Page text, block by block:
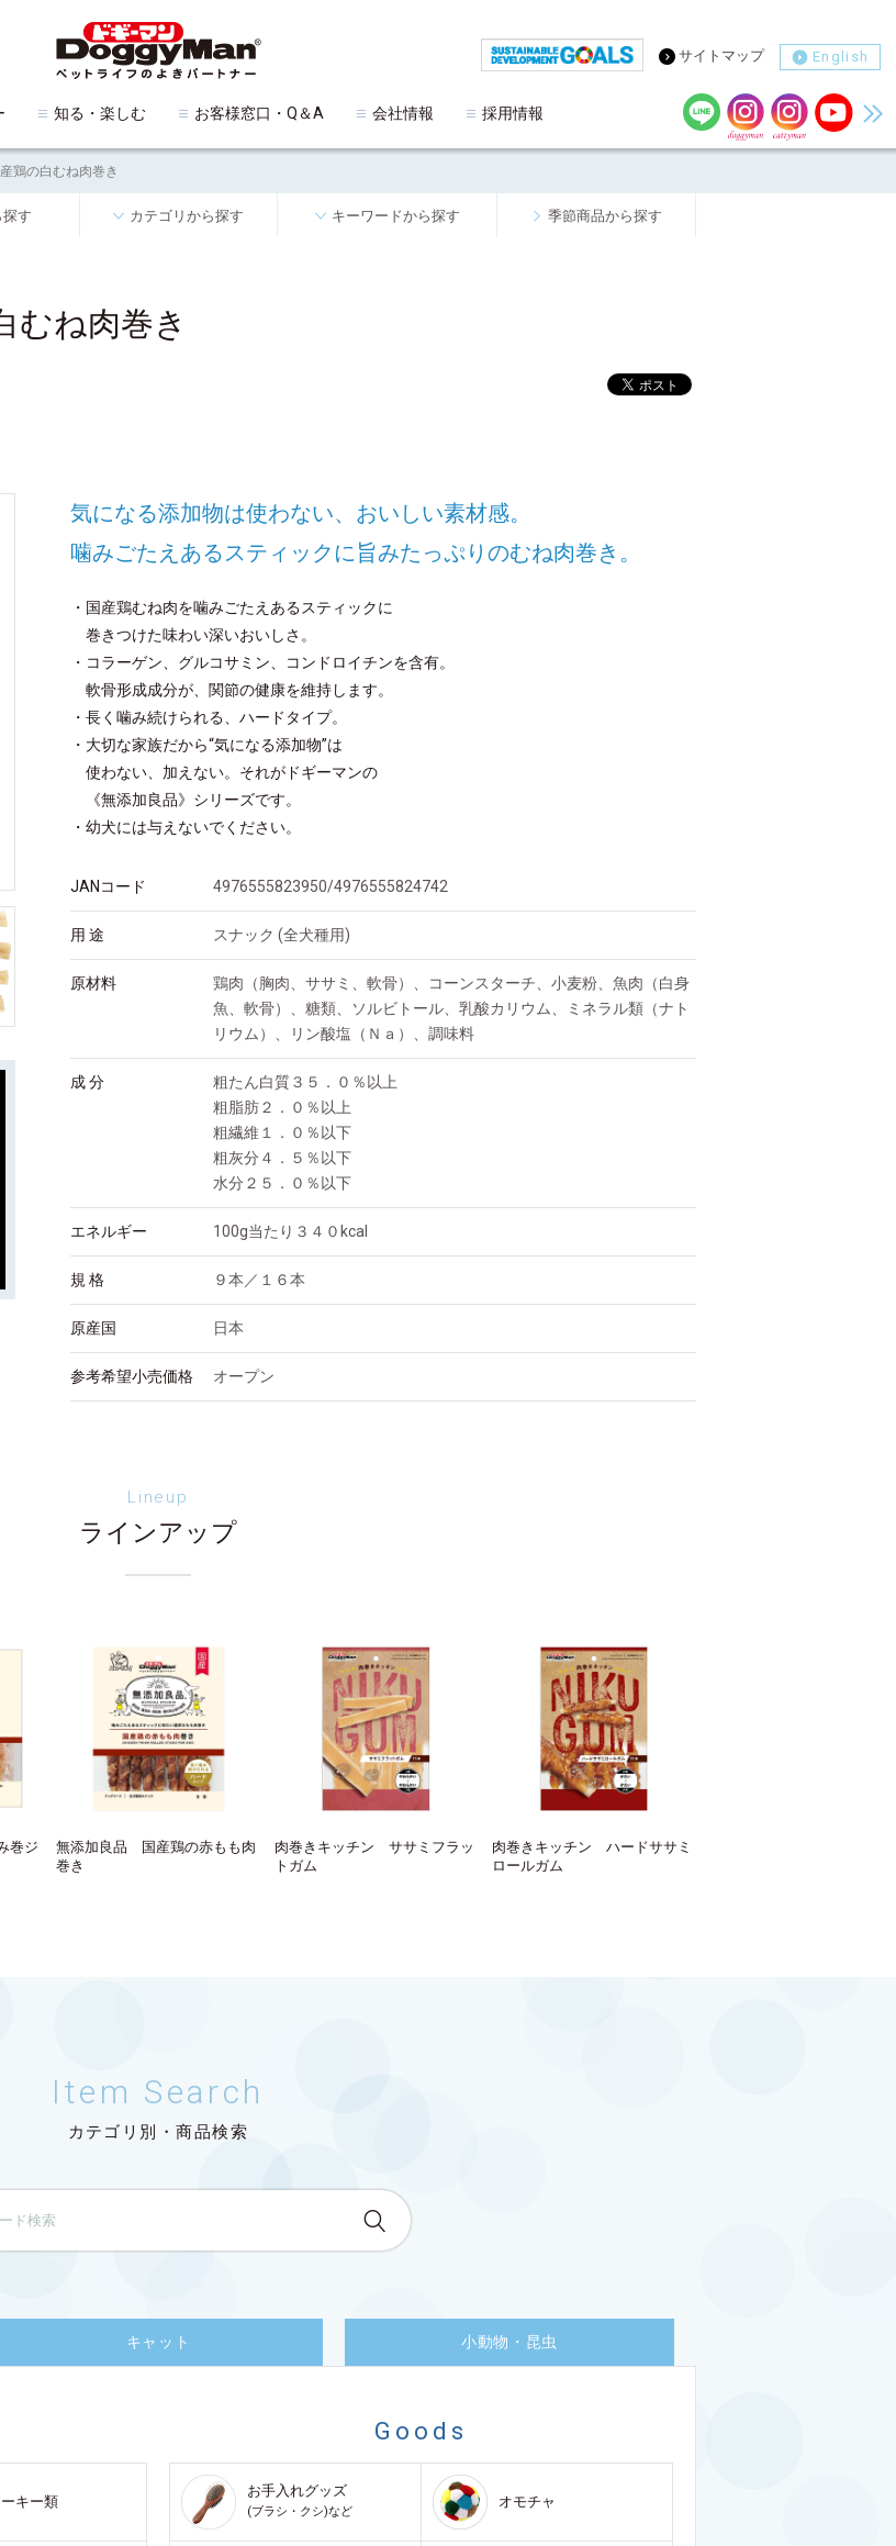
知る・楽しむ お客様窓口・Q＆A 会社情報 採用情報
サイトマップ English
鶏の白むね肉巻き
す カテゴリから探す キーワードから探す 季節商品から探す
ね肉巻き
気になる添加物は使わない、おいしい素材感。
噛みごたえあるスティックに旨みたっぷりのむね肉巻き。
・国産鶏むね肉を噛みごたえあるスティックに
巻きつけた味わい深いおいしさ。
・コラーゲン、グルコサミン、コンドロイチンを含有。
軟骨形成成分が、関節の健康を維持します。
・長く噛み続けられる、ハードタイプ。
・大切な家族だから“気になる添加物”は
使わない、加えない。それがドギーマンの
《無添加良品》シリーズです。
・幼犬には与えないでください。
JANコード 4976555823950/4976555824742
用 途 スナック (全犬種用)
原材料
鶏肉（胸肉、ササミ、軟骨）、コーンスターチ、小麦粉、魚肉（白身
魚、軟骨）、糖類、ソルビトール、乳酸カリウム、ミネラル類（ナト
リウム）、リン酸塩（Ｎａ）、調味料
成 分
粗たん白質３５．０％以上
粗脂肪２．０％以上
粗繊維１．０％以下
粗灰分４．５％以下
水分２５．０％以下
エネルギー 100g当たり３４０kcal
規 格 ９本／１６本
原産国 日本
参考希望小売価格 オープン
Lineup
ラインアップ
巻ジ
無添加良品 国産鶏の赤もも肉
巻き
肉巻きキッチン ササミフラッ
トガム
肉巻きキッチン ハードササミ
ロールガム
Item Search
カテゴリ別・商品検索
キャット 小動物・昆虫
キー類
Goods
お手入れグッズ
(ブラシ・クシ)など
オモチャ